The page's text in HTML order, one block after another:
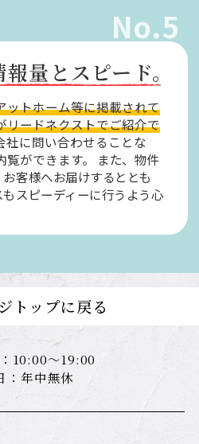
No.5
量とスピード。
ットホーム等に掲載されて
リードネクストでご紹介で
社に問い合わせることな
ができます。
また、物件
客様へお届けするととも
スピーディーに行うよう心
トップに戻る
10:00～19:00
：年中無休